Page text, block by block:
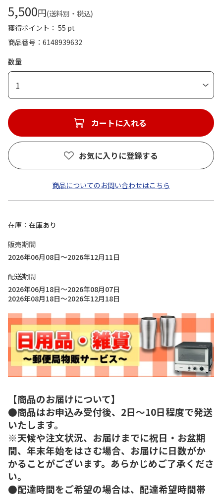
5,500円(送料別・税込)
獲得ポイント： 55 pt
商品番号
6148939632
数量
1
カートに入れる
お気に入りに登録する
商品についてのお問い合わせはこちら
在庫
在庫あり
販売期間
2026年06月08日～2026年12月11日
配送期間
2026年06月18日～2026年08月07日
2026年08月18日～2026年12月18日
【商品のお届けについて】
●商品はお申込み受付後、2日～10日程度で発送
いたします。
※天候や注文状況、お届けまでに祝日・お盆期
間、年末年始をはさむ場合、お届けに日数がか
かることがございます。あらかじめご了承くださ
い。
●配達時間をご希望の場合は、配達希望時間帯